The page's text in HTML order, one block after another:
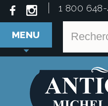
1 800 648-
MENU